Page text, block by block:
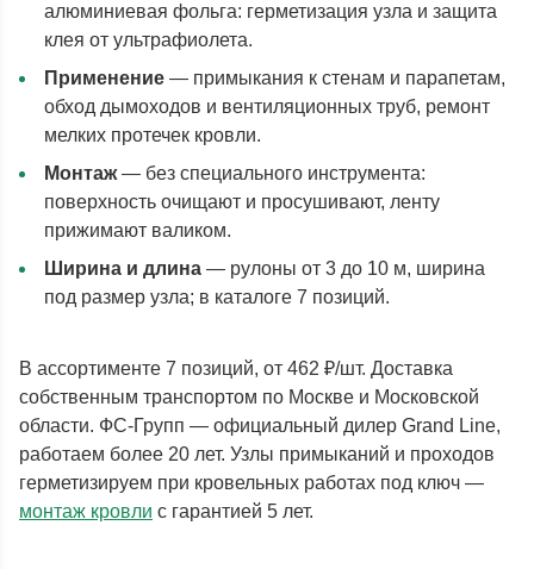
алюминиевая фольга: герметизация узла и защита
клея от ультрафиолета.
Применение — примыкания к стенам и парапетам,
обход дымоходов и вентиляционных труб, ремонт
мелких протечек кровли.
Монтаж— без специального инструмента:
поверхность очищают и просушивают, ленту
прижимают валиком.
Ширина и длина — рулоны от 3 до 10 м, ширина
под размер узла; в каталоге 7 позиций.
В ассортименте 7 позиций, от 462 ₽/шт. Доставка
собственным транспортом по Москве и Московской
области. ФС-Групп — официальный дилер Grand Line,
работаем более 20 лет. Узлы примыканий и проходов
герметизируем при кровельных работах под ключ —
монтаж кровли с гарантией 5 лет.